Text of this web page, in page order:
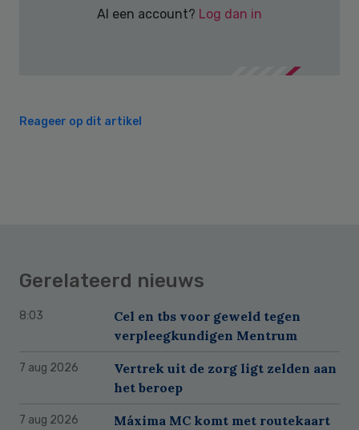
Al een account? Log dan in
Reageer op dit artikel
Gerelateerd nieuws
8:03
Cel en tbs voor geweld tegen
verpleegkundigen Mentrum
7 aug 2026
Vertrek uit de zorg ligt zelden aan
het beroep
7 aug 2026
Máxima MC komt met routekaart